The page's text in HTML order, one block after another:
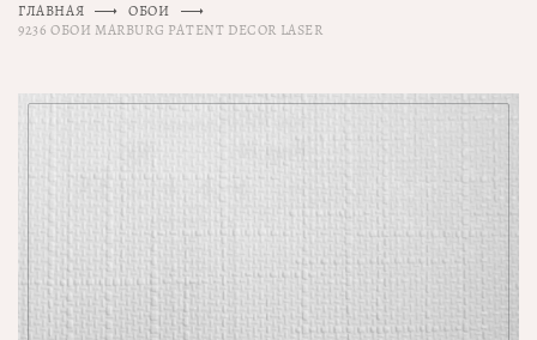
ГЛАВНАЯ
ОБОИ
9236 ОБОИ MARBURG PATENT DECOR LASER